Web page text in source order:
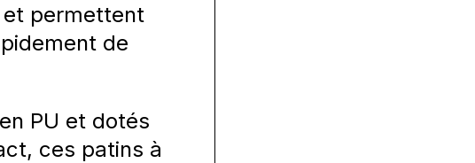
et permettent
de
PU et dotés
ces patins à